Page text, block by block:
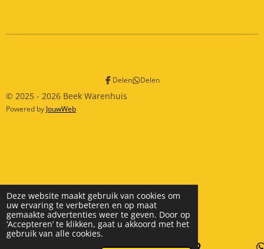
Deze website maakt gebruik van cookies om
uw ervaring te verbeteren en op maat
gemaakte advertenties weer te geven. Door op
‘Accepteren’ te klikken, gaat u akkoord met het
gebruik van alle cookies.
Delen Delen
© 2025 - 2026 Beek Warenhuis
Powered by JouwWeb